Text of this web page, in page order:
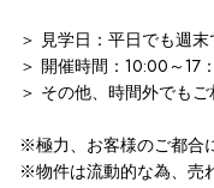
＞ 見学日：平日でも週末
＞ 開催時間：10:00～17
＞ その他、時間外でもご
※極力、お客様のご都合
※物件は流動的な為、売